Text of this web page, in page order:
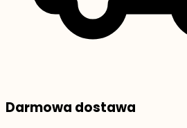
Darmowa dostawa